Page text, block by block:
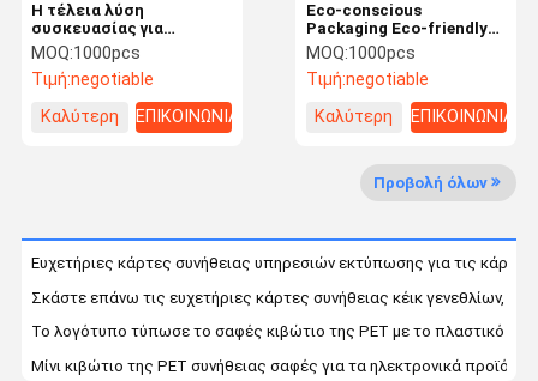
Ζητήστε
Προσφορά
Πτυσσόμενο κιβώτιο δώρων
Αρθρωμένο κιβώτιο δώρων καπακιών
Κιβώτιο εγγράφου συρταριών
Eco-conscious
Packaging Eco-friendly
Paper Gift Box with
Custom Logo
MOQ:1000pcs
Τιμή:negotiable
Καλύτερη
ΕΠΙΚΟΙΝΩΝΙΑ
Η τέλεια λύση
συσκευασίας για
διάφορες εφαρμογές
MOQ:1000pcs
Τιμή:negotiable
Καλύτερη
ΕΠΙΚΟΙΝΩΝΙΑ
Προβολή όλων
Ευχετήριες κάρτες συνήθειας υπηρεσιών εκτύπωσης για τις
Σκάστε επάνω τις ευχετήριες κάρτες συνήθειας κέικ γενεθλίων,
Το λογότυπο τύπωσε το σαφές κιβώτιο της PET με το πλαστικό
Μίνι κιβώτιο της PET συνήθειας σαφές για τα ηλεκτρονικά